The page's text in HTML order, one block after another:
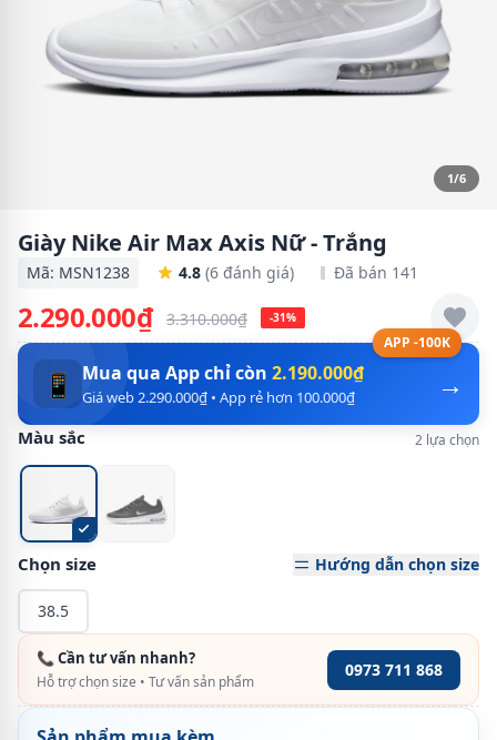
1/6
Giày Nike Air Max Axis Nữ - Trắng
Mã: MSN1238 4.8 (6 đánh giá) Đã bán 141
2.290.000₫ 3.310.000₫ -31%
APP -100K
→
📱 Mua qua App chỉ còn 2.190.000₫
Giá web 2.290.000₫ • App rẻ hơn 100.000₫
Màu sắc 2 lựa chọn
Chọn size Hướng dẫn chọn size
38.5
📞 Cần tư vấn nhanh?
Hỗ trợ chọn size • Tư vấn sản phẩm
0973 711 868